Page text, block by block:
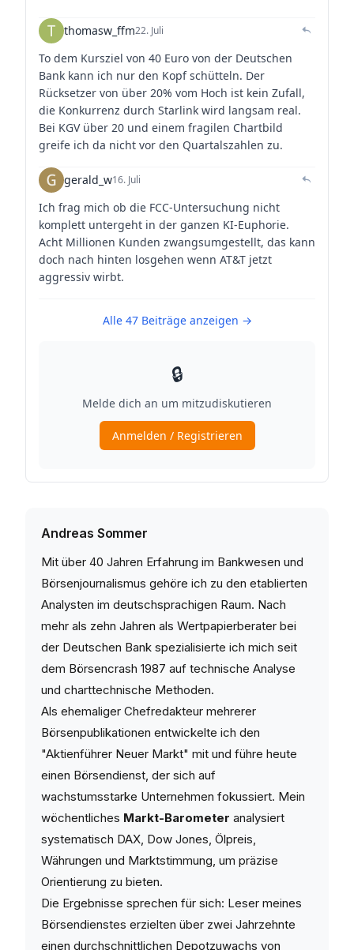
Andreas Sommer
Mit über 40 Jahren Erfahrung im Bankwesen und
Börsenjournalismus gehöre ich zu den etablierten
Analysten im deutschsprachigen Raum. Nach
mehr als zehn Jahren als Wertpapierberater bei
der Deutschen Bank spezialisierte ich mich seit
dem Börsencrash 1987 auf technische Analyse
und charttechnische Methoden.
Als ehemaliger Chefredakteur mehrerer
Börsenpublikationen entwickelte ich den
"Aktienführer Neuer Markt" mit und führe heute
einen Börsendienst, der sich auf
wachstumsstarke Unternehmen fokussiert. Mein
wöchentliches Markt-Barometer analysiert
systematisch DAX, Dow Jones, Ölpreis,
Währungen und Marktstimmung, um präzise
Orientierung zu bieten.
Die Ergebnisse sprechen für sich: Leser meines
Börsendienstes erzielten über zwei Jahrzehnte
einen durchschnittlichen Depotzuwachs von